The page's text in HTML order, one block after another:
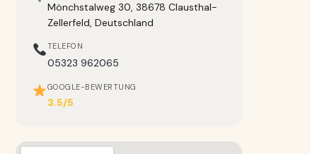
Mönchstalweg 30, 38678 Clausthal-
Zellerfeld, Deutschland
TELEFON
05323 962065
GOOGLE-BEWERTUNG
3.5/5